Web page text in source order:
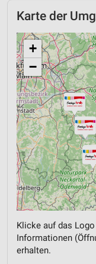
Karte der
+
−
Klicke auf das
Informationen
erhalten.